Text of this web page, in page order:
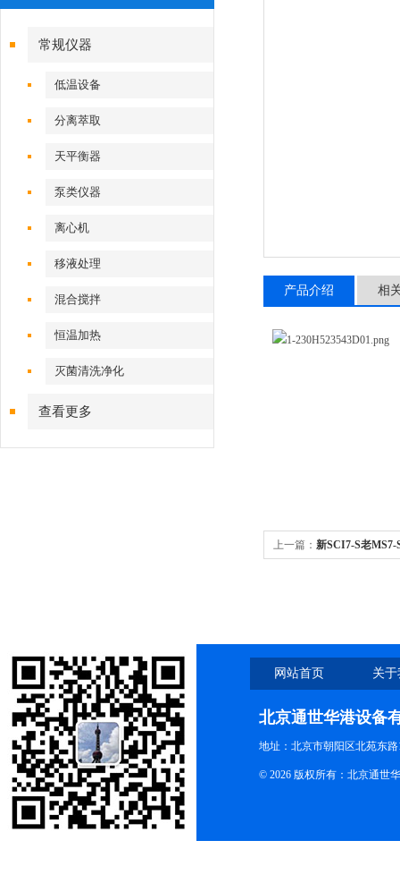
常规仪器
低温设备
分离萃取
天平衡器
泵类仪器
离心机
移液处理
混合搅拌
恒温加热
灭菌清洗净化
查看更多
产品介绍 相
上一篇： 新SCI7-S老
网站首页 关
北京通世华港设备
地址：北京市朝阳区北苑东路
© 2026 版权所有：北京通世